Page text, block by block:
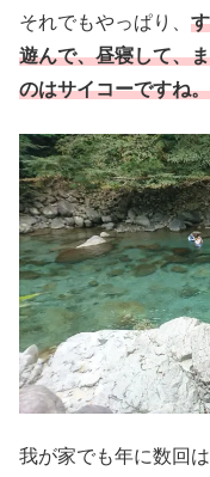
それでもやっぱり、
遊んで、昼寝して、
のはサイコーですね。
我が家でも年に数回